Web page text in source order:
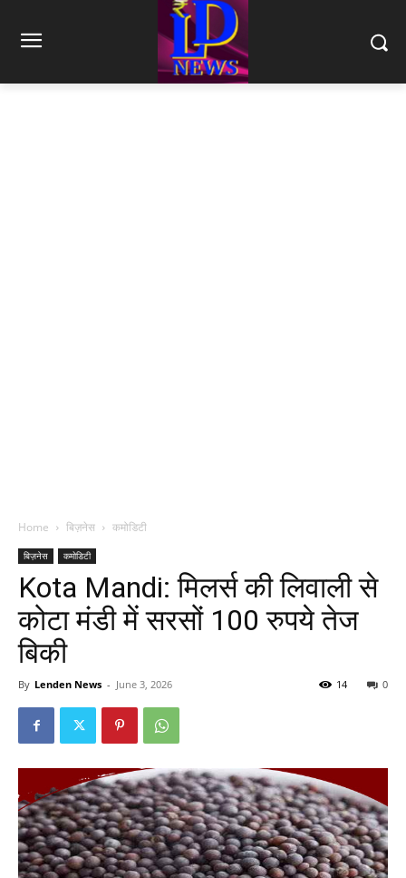
Home बिज़नेस कमोडिटी
बिज़नेस कमोडिटी
Kota Mandi: मिलर्स की लिवाली से
कोटा मंडी में सरसों 100 रुपये तेज
बिकी
By Lenden News - June 3, 2026 0
14